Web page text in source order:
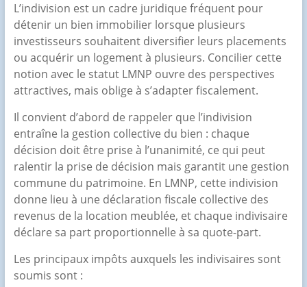
L’indivision est un cadre juridique fréquent pour
détenir un bien immobilier lorsque plusieurs
investisseurs souhaitent diversifier leurs placements
ou acquérir un logement à plusieurs. Concilier cette
notion avec le statut LMNP ouvre des perspectives
attractives, mais oblige à s’adapter fiscalement.
Il convient d’abord de rappeler que l’indivision
entraîne la gestion collective du bien : chaque
décision doit être prise à l’unanimité, ce qui peut
ralentir la prise de décision mais garantit une gestion
commune du patrimoine. En LMNP, cette indivision
donne lieu à une déclaration fiscale collective des
revenus de la location meublée, et chaque indivisaire
déclare sa part proportionnelle à sa quote-part.
Les principaux impôts auxquels les indivisaires sont
soumis sont :